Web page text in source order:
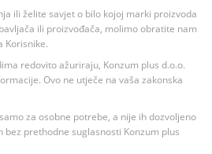
ili želite savjet o bilo kojoj marki proizvoda
ili proizvođača, molimo obratite nam
Korisnike.
redovito ažuriraju, Konzum plus d.o.o.
Ovo ne utječe na vaša zakonska
za osobne potrebe, a nije ih dozvoljeno
prethodne suglasnosti Konzum plus